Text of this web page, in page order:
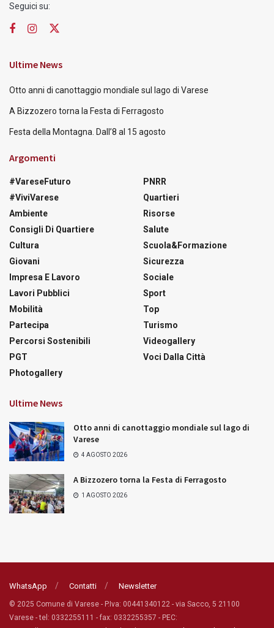
Seguici su:
Ultime News
Otto anni di canottaggio mondiale sul lago di Varese
A Bizzozero torna la Festa di Ferragosto
Festa della Montagna. Dall’8 al 15 agosto
Argomenti
#VareseFuturo
#ViviVarese
Ambiente
Consigli Di Quartiere
Cultura
Giovani
Impresa E Lavoro
Lavori Pubblici
Mobilità
Partecipa
Percorsi Sostenibili
PGT
Photogallery
PNRR
Quartieri
Risorse
Salute
Scuola&Formazione
Sicurezza
Sociale
Sport
Top
Turismo
Videogallery
Voci Dalla Città
Ultime News
Otto anni di canottaggio mondiale sul lago di
Varese
4 AGOSTO 2026
A Bizzozero torna la Festa di Ferragosto
1 AGOSTO 2026
WhatsApp Contatti Newsletter
© 2025 Comune di Varese - P.Iva: 00441340122 - via Sacco, 5 21100
Varese - tel: 0332255111 - fax: 0332255357 - PEC: